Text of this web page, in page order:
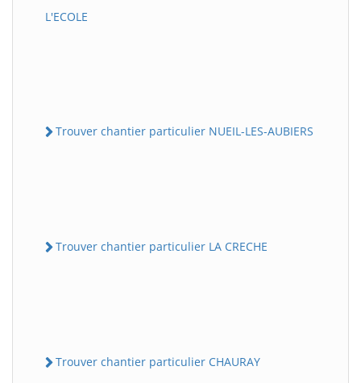
L'ECOLE
Trouver chantier particulier NUEIL-LES-AUBIERS
Trouver chantier particulier LA CRECHE
Trouver chantier particulier CHAURAY